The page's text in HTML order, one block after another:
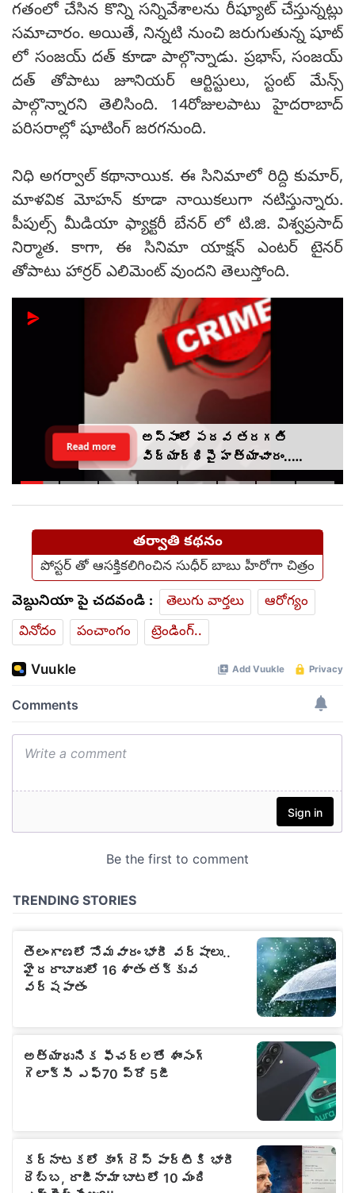
గతంలో చేసిన కొన్ని సన్నివేశాలను రీష్యూట్ చేస్తున్నట్లు
సమాచారం. అయితే, నిన్నటి నుంచి జరుగుతున్న షూట్
లో సంజయ్ దత్ కూడా పాల్గొన్నాడు. ప్రభాస్, సంజయ్
దత్ తోపాటు జూనియర్ ఆర్టిస్టులు, స్టంట్ మేన్స్
పాల్గొన్నారని తెలిసింది. 14రోజులపాటు హైదరాబాద్
పరిసరాల్లో షూటింగ్ జరగనుంది.
నిధి అగర్వాల్ కథానాయిక. ఈ సినిమాలో రిద్ది కుమార్,
మాళవిక మోహన్ కూడా నాయికలుగా నటిస్తున్నారు.
పీపుల్స్ మీడియా ఫ్యాక్టరీ బేనర్ లో టి.జి. విశ్వప్రసాద్
నిర్మాత. కాగా, ఈ సినిమా యాక్షన్ ఎంటర్ టైనర్
తోపాటు హార్రర్ ఎలిమెంట్ వుందని తెలుస్తోంది.
అస్సాంలో పదవ తరగతి
విద్యార్థిపై హత్యాచారం..
ఫంక్షన్‌కు వెళ్లిన తల్లి..
Read more
తర్వాతి కథనం
పోస్టర్ తో ఆసక్తికలిగించిన సుధీర్ బాబు హీరోగా చిత్రం
వెబ్దునియా పై చదవండి : తెలుగు వార్తలు
ఆరోగ్యం
వినోదం
పంచాంగం ట్రెండింగ్..